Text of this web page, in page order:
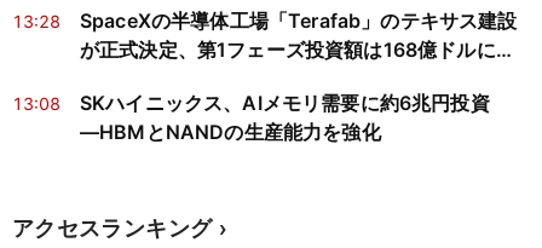
13:28
SpaceXの半導体工場「Terafab」のテキサス建設
が正式決定、第1フェーズ投資額は168億ドルに縮
13:08
SKハイニックス、AIメモリ需要に約6兆円投資
―HBMとNANDの生産能力を強化
アクセスランキング